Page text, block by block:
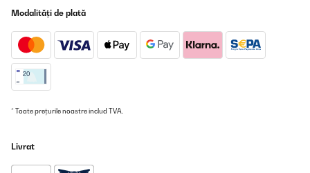
Modalități de plată
* Toate prețurile noastre includ TVA.
Livrat